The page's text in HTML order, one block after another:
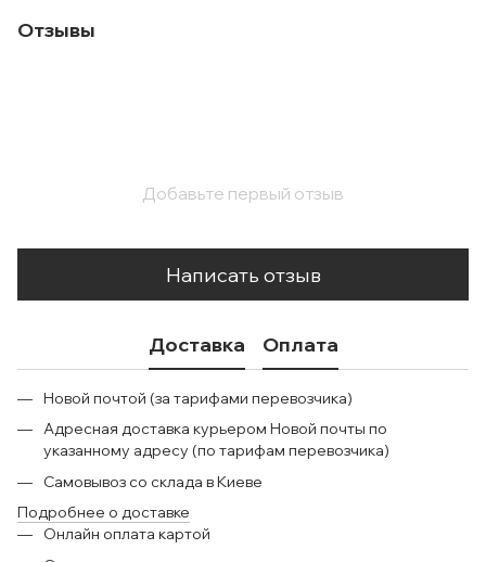
Отзывы
Добавьте первый отзыв
Написать отзыв
Доставка Оплата
Новой почтой (за тарифами перевозчика)
Адресная доставка курьером Новой почты по
указанному адресу (по тарифам перевозчика)
Самовывоз со склада в Киеве
Подробнее о доставке
Онлайн оплата картой